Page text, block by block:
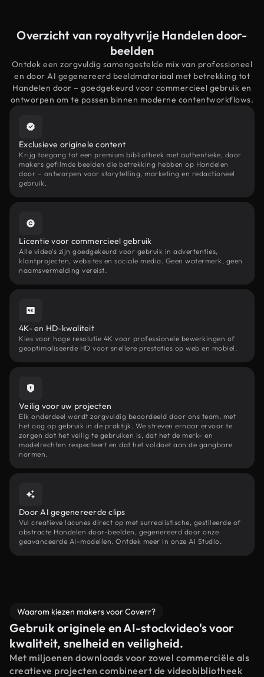
Overzicht van royaltyvrije Handelen door-
beelden
Ontdek een zorgvuldig samengestelde mix van professioneel
en door AI gegenereerd beeldmateriaal met betrekking tot
Handelen door – goedgekeurd voor commercieel gebruik en
ontworpen om te passen binnen moderne contentworkflows.
Exclusieve originele content
Krijg toegang tot een premium bibliotheek met authentieke, door
makers gefilmde beelden die betrekking hebben op Handelen
door – ontworpen voor storytelling, marketing en redactioneel
gebruik.
Licentie voor commercieel gebruik
Alle video's zijn goedgekeurd voor gebruik in advertenties,
klantprojecten, websites en sociale media. Geen watermerk, geen
naamsvermelding vereist.
4K- en HD-kwaliteit
Kies voor hoge resolutie 4K voor professionele bewerkingen of
geoptimaliseerde HD voor snellere prestaties op web en mobiel.
Veilig voor uw projecten
Elk onderdeel wordt zorgvuldig beoordeeld door ons team, met
het oog op gebruik in de praktijk. We streven ernaar ervoor te
zorgen dat het veilig te gebruiken is, dat het de merk- en
modelrechten respecteert en dat het voldoet aan de gangbare
normen.
Door AI gegenereerde clips
Vul creatieve lacunes direct op met surrealistische, gestileerde of
abstracte Handelen door-beelden, gegenereerd door onze
geavanceerde AI-modellen. Ontdek meer in onze AI Studio.
Waarom kiezen makers voor Coverr?
Gebruik originele en AI-stockvideo's voor
kwaliteit, snelheid en veiligheid.
Met miljoenen downloads voor zowel commerciële als
creatieve projecten combineert de videobibliotheek